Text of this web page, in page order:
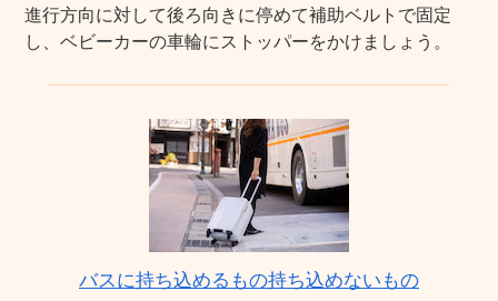
進行方向に対して後ろ向きに停めて補助ベルトで固定
し、ベビーカーの車輪にストッパーをかけましょう。
バスに持ち込めるもの持ち込めないもの